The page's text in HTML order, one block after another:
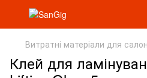
Витратні матеріали для
Клей для